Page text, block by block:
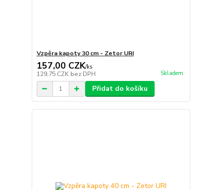
Vzpěra kapoty 30 cm - Zetor URI
157,00 CZK/ks
129,75 CZK bez DPH Skladem
Přidat do košíku